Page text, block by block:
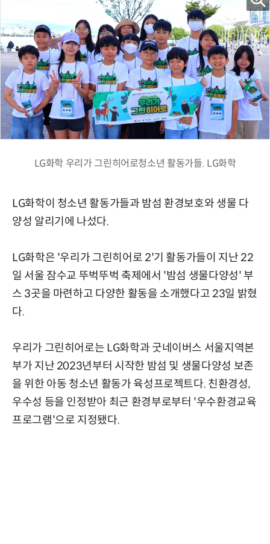
LG화학 우리가 그린히어로청소년 활동가들. LG화학
LG화학이 청소년 활동가들과 밤섬 환경보호와 생물 다
양성 알리기에 나섰다.
LG화학은 '우리가 그린히어로 2'기 활동가들이 지난 22
일 서울 잠수교 뚜벅뚜벅 축제에서 '밤섬 생물다양성' 부
스 3곳을 마련하고 다양한 활동을 소개했다고 23일 밝혔
다.
우리가 그린히어로는 LG화학과 굿네이버스 서울지역본
부가 지난 2023년부터 시작한 밤섬 및 생물다양성 보존
을 위한 아동 청소년 활동가 육성프로젝트다. 친환경성,
우수성 등을 인정받아 최근 환경부로부터 '우수환경교육
프로그램'으로 지정됐다.